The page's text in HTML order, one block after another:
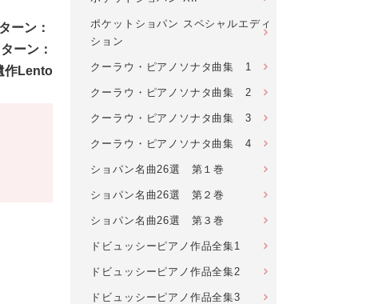
ーン：
ーン：
作Lento
ポケットショパン スペシャルエディ
ション
クーラウ・ピアノソナタ曲集 1
クーラウ・ピアノソナタ曲集 2
クーラウ・ピアノソナタ曲集 3
クーラウ・ピアノソナタ曲集 4
ショパン名曲26選 第１巻
ショパン名曲26選 第２巻
ショパン名曲26選 第３巻
ドビュッシーピアノ作品全集1
ドビュッシーピアノ作品全集2
ドビュッシーピアノ作品全集3